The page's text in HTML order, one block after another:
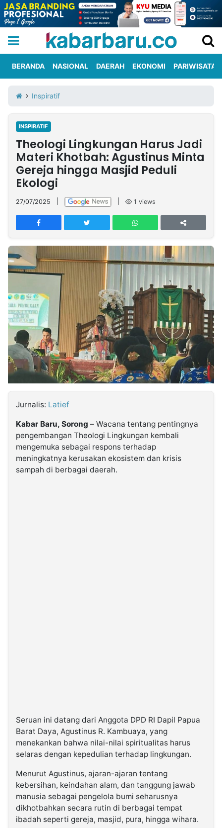
Iklan
Berita
Kami
Nasional
International
Olahraga
Entertainment
Daerah
Pariwisata
Kuliner
Kolom
Network
PT
TREETAN
MULTIMEDIA
INDONESIA
Partner
Insight
NTB
Suara
Time
Lens
IDN
Daily
Jogja
Jalan
Rakyat
Idealita
News
Kita
Notice
Dinamikapost.com
Radar
Baru
Seedbacklink
Follow
Kabarbaru
Kabarbaru.co
BERANDA NASIONAL DAERAH EKONOMI PARIWISATA
Inspiratif
INSPIRATIF
Theologi Lingkungan Harus Jadi
Materi Khotbah: Agustinus Minta
Gereja hingga Masjid Peduli
Ekologi
27/07/2025 1 views
Jurnalis: Latief
Kabar Baru, Sorong – Wacana tentang pentingnya
pengembangan Theologi Lingkungan kembali
mengemuka sebagai respons terhadap
meningkatnya kerusakan ekosistem dan krisis
sampah di berbagai daerah.
Seruan ini datang dari Anggota DPD RI Dapil Papua
Barat Daya, Agustinus R. Kambuaya, yang
menekankan bahwa nilai-nilai spiritualitas harus
selaras dengan kepedulian terhadap lingkungan.
Menurut Agustinus, ajaran-ajaran tentang
kebersihan, keindahan alam, dan tanggung jawab
manusia sebagai pengelola bumi seharusnya
dikhotbahkan secara rutin di berbagai tempat
ibadah seperti gereja, masjid, pura, hingga wihara.